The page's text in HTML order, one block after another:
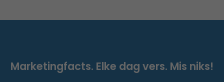
Marketingfacts. Elke dag vers. Mis niks!